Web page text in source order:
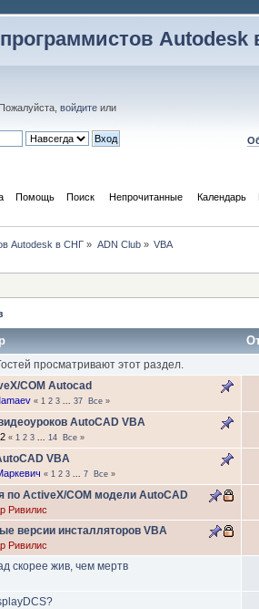
Autodesk
Пожалуйста, войдите или
Помощь Поиск Непрочитанные Календарь
Autodesk в СНГ » ADN Club» VBA
просматривают этот раздел.
COM Autocad
« 1 2 3 37 Все »
AutoCAD VBA
« 1 2 3 14 Все »
VBA
« 1 2 3 7 Все »
по ActiveX/COM модели AutoCAD
Ривилис
версии инсталляторов VBA
Ривилис
скорее жив, чем мертв